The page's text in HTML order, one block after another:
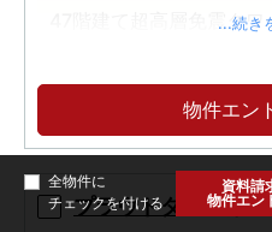
47階建て超高層免震タワ
JR「池袋」駅徒歩
ペデストリアンデッキで
空を窓辺に飾る日常へ
...続き
物件エン
プラウドタワー赤
全物件に
チェックを付ける
資料請
物件エン